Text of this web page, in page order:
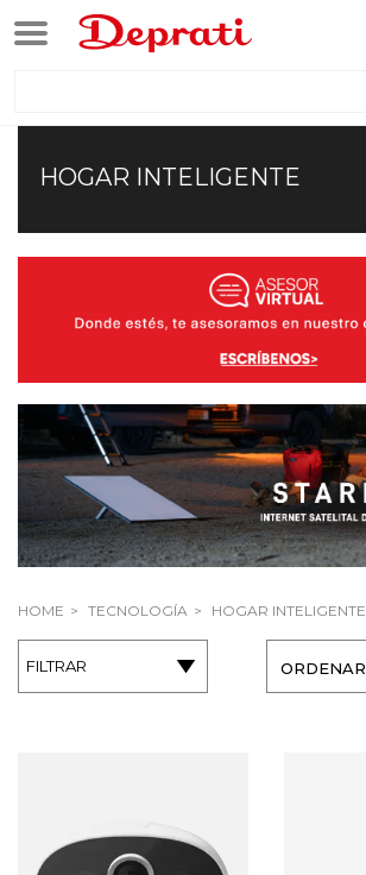
HOGAR INTELIGENTE
HOME TECNOLOGÍA HOGAR INTELIGENTE
FILTRAR ORDENAR